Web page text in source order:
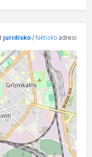
juridisko /faktisko adresi